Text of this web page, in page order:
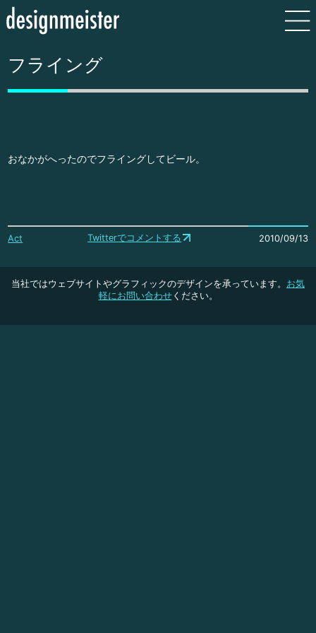
フライング
おなかがへったのでフライングしてビール。
Act Twitterでコメントする 2010/09/13
当社ではウェブサイトやグラフィックのデザインを承っています。 お気
軽にお問い合わせください。